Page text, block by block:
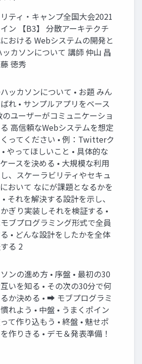
ティ・キャンプ全国大会2021
ン 【B3】 分散アーキテクチ
おける Webシステムの開発と
カソンについて 講師 仲山 昌
徳秀
ッカソンについて • お題 みん
れ • サンプルアプリをベース
のユーザーがコミュニケーショ
高信頼なWebシステムを想定
ってください • 例：Twitterク
• やってほしいこと • 具体的な
ースを決める • 大規模な利用
、スケーラビリティやセキュ
おいて なにが課題となるかを
それを解決する設計を示し、
ぎり実装しそれを検証する •
ブプログラミング形式で全員
• どんな設計をしたかを全体
る 2
ンの進め方 • 序盤 • 最初の30
いを知る • その次の30分で何
か決める • ➡ モブプログラミ
れよう • 中盤 • うまくポイン
て作り込もう • 終盤 • 魅せポ
作りきる • デモ＆発表準備！